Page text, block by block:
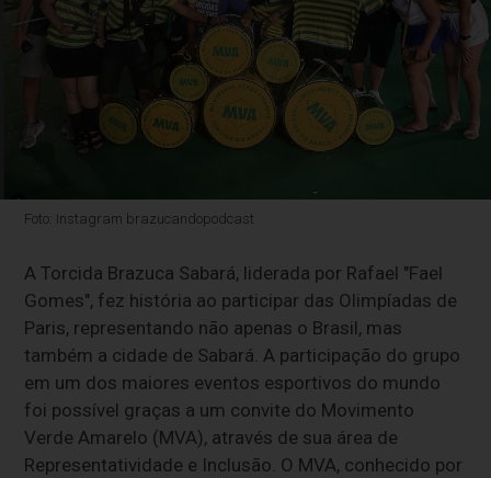
Foto: Instagram brazucandopodcast
A Torcida Brazuca Sabará, liderada por Rafael "Fael
Gomes", fez história ao participar das Olimpíadas de
Paris, representando não apenas o Brasil, mas
também a cidade de Sabará. A participação do grupo
em um dos maiores eventos esportivos do mundo
foi possível graças a um convite do Movimento
Verde Amarelo (MVA), através de sua área de
Representatividade e Inclusão. O MVA, conhecido por